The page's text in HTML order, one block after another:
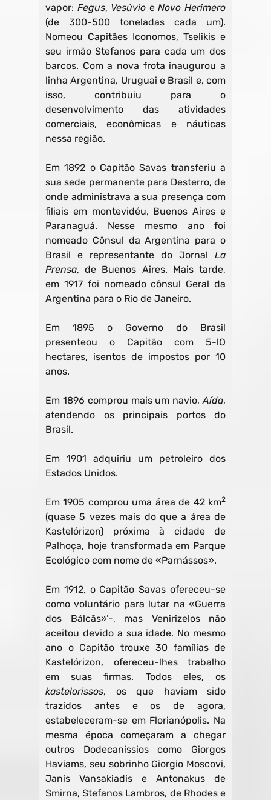
vapor: Fegus, Vesúvio eNovo Herimero
(de 300-500 toneladas cada um).
Nomeou Capitães Iconomos, Tselikis e
seu irmão Stefanos para cada um dos
barcos. Com a nova frota inaugurou a
linha Argentina, Uruguai e Brasil e, com
isso, contribuiu para o
desenvolvimento das atividades
comerciais, econômicas e náuticas
nessa região.
Em 1892 o Capitão Savas transferiu a
sua sede permanente para Desterro, de
onde administrava a sua presença com
filiais em montevidéu, Buenos Aires e
Paranaguá. Nesse mesmo ano foi
nomeado Cônsul da Argentina para o
Brasil e representante do Jornal La
Prensa, de Buenos Aires. Mais tarde,
em 1917 foi nomeado cônsul Geral da
Argentina para o Rio de Janeiro.
Em 1895 o Governo do Brasil
presenteou o Capitão com 5-lO
hectares, isentos de impostos por 10
anos.
Em 1896 comprou mais um navio,Aída,
atendendo os principais portos do
Brasil.
Em 1901 adquiriu um petroleiro dos
Estados Unidos.
Em 1905 comprou uma área de 42 km2
(quase 5 vezes mais do que a área de
Kastelórizon) próxima à cidade de
Palhoça, hoje transformada em Parque
Ecológico com nome de «Parnássos».
Em 1912, o Capitão Savas ofereceu-se
como voluntário para lutar na «Guerra
dos Bálcãs»’-, mas Venirizelos não
aceitou devido a sua idade. No mesmo
ano o Capitão trouxe 30 famílias de
Kastelórizon, ofereceu-lhes trabalho
em suas firmas. Todos eles, os
kastelorissos, os que haviam sido
trazidos antes e os de agora,
estabeleceram-se em Florianópolis. Na
mesma época começaram a chegar
outros Dodecanissios como Giorgos
Haviams, seu sobrinho Giorgio Moscovi,
Janis Vansakiadis e Antonakus de
Smirna, Stefanos Lambros, de Rhodes e